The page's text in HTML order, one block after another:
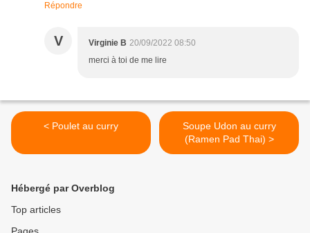
Répondre
V Virginie B 20/09/2022 08:50
merci à toi de me lire
< Poulet au curry
Soupe Udon au curry
(Ramen Pad Thai) >
Hébergé par Overblog
Top articles